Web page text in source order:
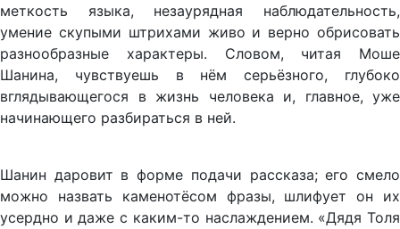
меткость языка, незаурядная наблюдательность,
умение скупыми штрихами живо и верно обрисовать
разнообразные характеры. Словом, читая Моше
Шанина, чувствуешь в нём серьёзного, глубоко
вглядывающегося в жизнь человека и, главное, уже
начинающего разбираться в ней.
Шанин даровит в форме подачи рассказа; его смело
можно назвать каменотёсом фразы, шлифует он их
усердно и даже с каким-то наслаждением. «Дядя Толя